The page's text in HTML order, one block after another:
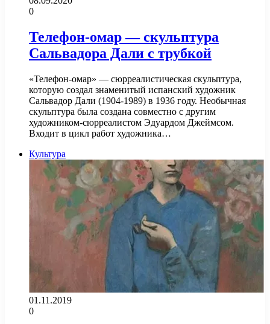
0
Телефон-омар — скульптура
Сальвадора Дали с трубкой
«Телефон-омар» — сюрреалистическая скульптура,
которую создал знаменитый испанский художник
Сальвадор Дали (1904-1989) в 1936 году. Необычная
скульптура была создана совместно с другим
художником-сюрреалистом Эдуардом Джеймсом.
Входит в цикл работ художника…
Культура
01.11.2019
0